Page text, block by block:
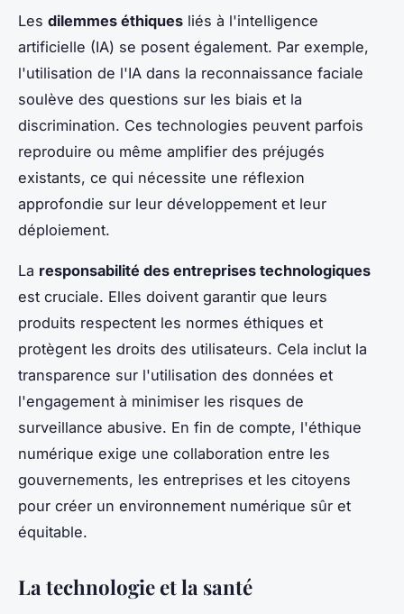
Les dilemmes éthiques liés à l'intelligence
artificielle (IA) se posent également. Par exemple,
l'utilisation de l'IA dans la reconnaissance faciale
soulève des questions sur les biais et la
discrimination. Ces technologies peuvent parfois
reproduire ou même amplifier des préjugés
existants, ce qui nécessite une réflexion
approfondie sur leur développement et leur
déploiement.
La responsabilité des entreprises technologiques
est cruciale. Elles doivent garantir que leurs
produits respectent les normes éthiques et
protègent les droits des utilisateurs. Cela inclut la
transparence sur l'utilisation des données et
l'engagement à minimiser les risques de
surveillance abusive. En fin de compte, l'éthique
numérique exige une collaboration entre les
gouvernements, les entreprises et les citoyens
pour créer un environnement numérique sûr et
équitable.
La technologie et la santé